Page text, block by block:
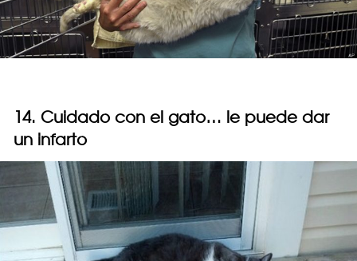
14. Cuidado con el gato… le puede dar
un infarto